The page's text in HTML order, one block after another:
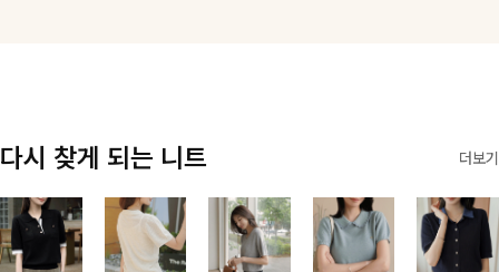
다시 찾게 되는 니트 더보기